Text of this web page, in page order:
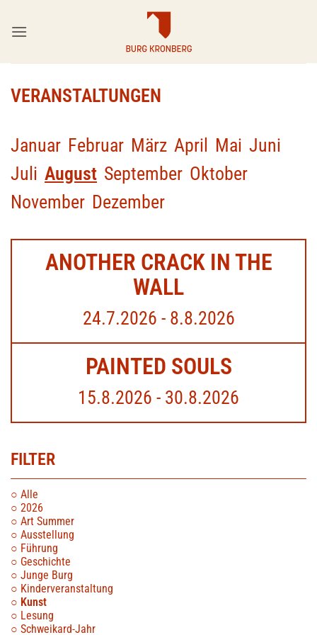
Inhalt
VERANSTALTUNGEN
Januar Februar März April Mai Juni
Juli August September Oktober
November Dezember
ANOTHER CRACK IN THE
WALL
24.7.2026 - 8.8.2026
PAINTED SOULS
15.8.2026 - 30.8.2026
FILTER
Alle
2026
Art Summer
Ausstellung
Führung
Geschichte
Junge Burg
Kinderveranstaltung
Kunst
Lesung
Schweikard-Jahr